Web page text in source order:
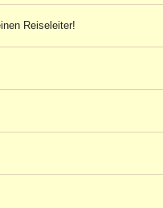
Reiseleiter!